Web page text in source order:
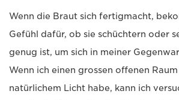
Wenn die Braut sich fertigmacht,
Gefühl dafür, ob sie schüchtern oder
genug ist, um sich in meiner
Wenn ich einen grossen offenen Raum
natürlichem Licht habe, kann ich